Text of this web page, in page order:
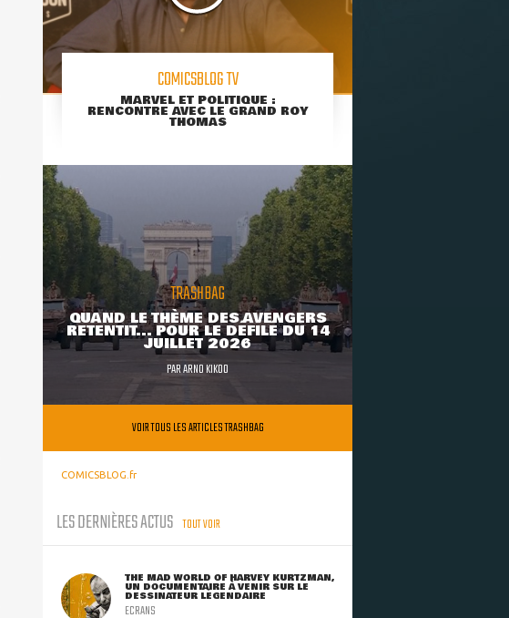
COMICSBLOG TV
MARVEL ET POLITIQUE :
RENCONTRE AVEC LE GRAND ROY
THOMAS
TRASHBAG
QUAND LE THÈME DES AVENGERS
RETENTIT... POUR LE DÉFILÉ DU 14
JUILLET 2026
PARARNO KIKOO
VOIR TOUS LES ARTICLES TRASHBAG
COMICSBLOG.fr
LES DERNIÈRES ACTUS TOUT VOIR
THE MAD WORLD OF HARVEY KURTZMAN,
UN DOCUMENTAIRE À VENIR SUR LE
DESSINATEUR LÉGENDAIRE
ECRANS